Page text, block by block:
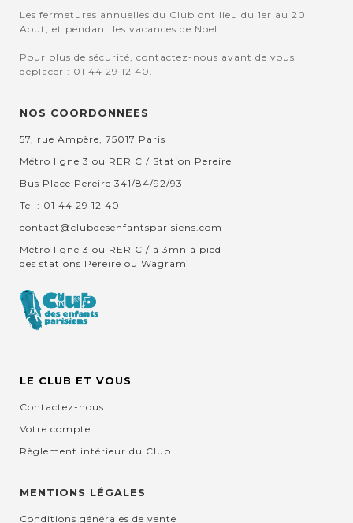
Les fermetures annuelles du Club ont lieu du 1er au 20
Aout, et pendant les vacances de Noel.
Pour plus de sécurité, contactez-nous avant de vous
déplacer : 01 44 29 12 40.
NOS COORDONNEES
57, rue Ampère, 75017 Paris
Métro ligne 3 ou RER C / Station Pereire
Bus Place Pereire 341/84/92/93
Tel : 01 44 29 12 40
contact@clubdesenfantsparisiens.com
Métro ligne 3 ou RER C / à 3mn à pied
des stations Pereire ou Wagram
LE CLUB ET VOUS
Contactez-nous
Votre compte
Règlement intérieur du Club
MENTIONS LÉGALES
Conditions générales de vente